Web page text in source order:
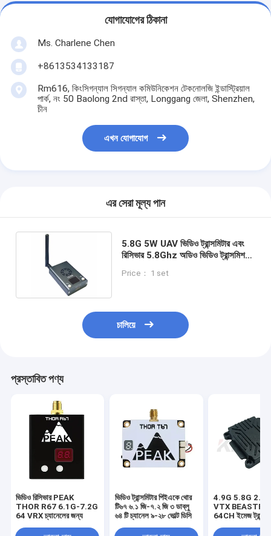
যোগাযোগের ঠিকানা
Ms. Charlene Chen
+8613534133187
Rm616, কিংসিগন্যাল সিগন্যাল কমিউনিকেশন টেকনোলজি ইন্ডাস্ট্রিয়াল
পার্ক, নং 50 Baolong 2nd রাস্তা, Longgang জেলা, Shenzhen,
চীন
এখন যোগাযোগ
এর সেরা মূল্য পান
5.8G 5W UAV ভিডিও ট্রান্সমিটার এবং
রিসিভার 5.8Ghz অডিও ভিডিও ট্রান্সমিশন
Price： 1 set
চালিয়ে
প্রস্তাবিত পণ্য
ভিডিও রিসিভার PEAK
THOR R67 6.1G-7.2G
64 VRX চ্যানেলের জন্য
ভিডিও ট্রান্সমিটার পিইএকে থোর
টি৬৭ ৬.১ জি-৭.২ জি ৩ ডাব্লু
৬৪ টি চ্যানেল ৯-২৮ ভোল্ট ডিসি
4.9G 5.8G
VTX
64CH ইমেজ